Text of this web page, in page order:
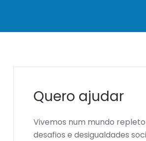
Quero ajudar
Vivemos num mundo
desafios e desigualdades